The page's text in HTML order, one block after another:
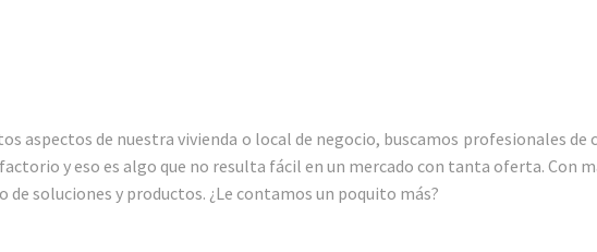
aspectos de nuestra vivienda o local de negocio, buscamos profesionales de
y eso es algo que no resulta fácil en un mercado con tanta oferta. Con
soluciones y productos. ¿Le contamos un poquito más?